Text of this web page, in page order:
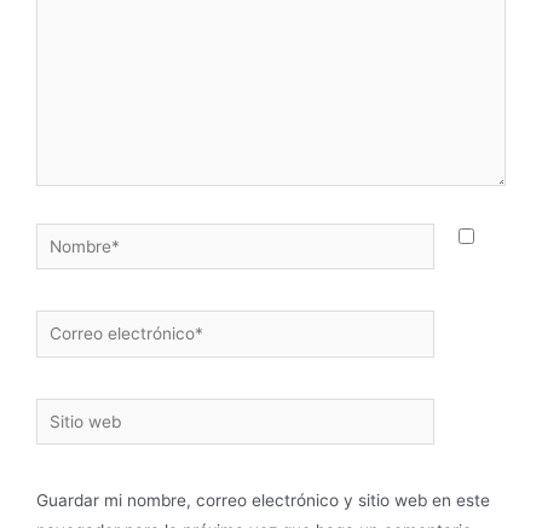
Guardar mi nombre, correo electrónico y sitio web en este